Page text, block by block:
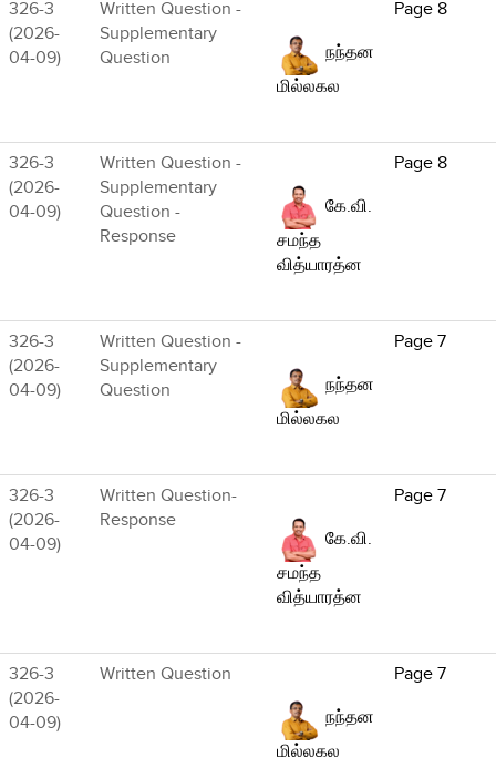
326-3
(2026-
04-09)
Written Question -
Supplementary
Question
நந்தன
மில்லகல
Page 8
326-3
(2026-
04-09)
Written Question -
Supplementary
Question -
Response
கே.வி.
சமந்த
வித்யாரத்ன
Page 8
326-3
(2026-
04-09)
Written Question -
Supplementary
Question
நந்தன
மில்லகல
Page 7
326-3
(2026-
04-09)
Written Question-
Response
கே.வி.
சமந்த
வித்யாரத்ன
Page 7
326-3
(2026-
04-09)
Written Question
நந்தன
மில்லகல
Page 7